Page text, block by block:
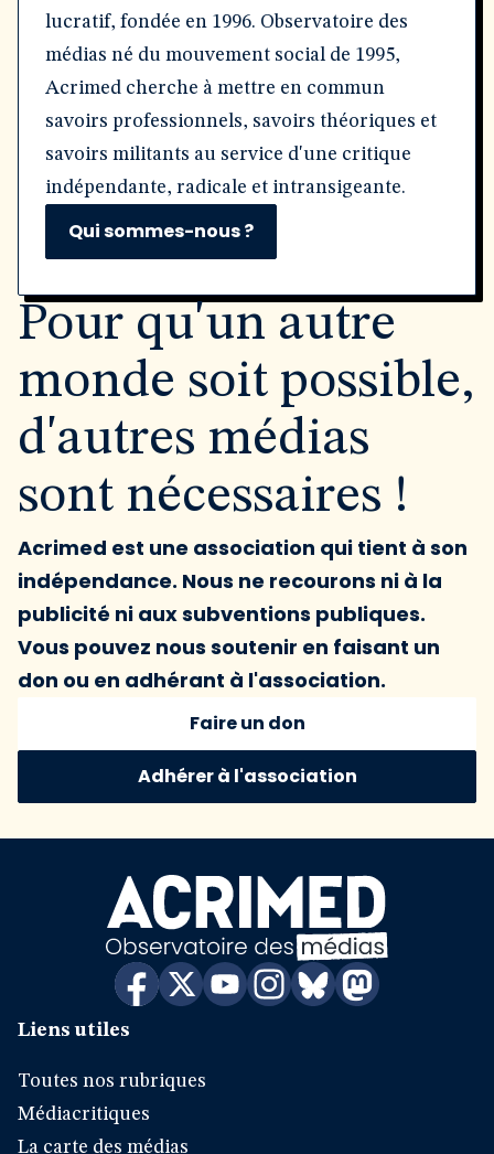
lucratif, fondée en 1996. Observatoire des
médias né du mouvement social de 1995,
Acrimed cherche à mettre en commun
savoirs professionnels, savoirs théoriques et
savoirs militants au service d'une critique
indépendante, radicale et intransigeante.
Qui sommes-nous ?
Pour qu'un autre
monde soit possible,
d'autres médias
sont nécessaires !
Acrimed est une association qui tient à son
indépendance. Nous ne recourons ni à la
publicité ni aux subventions publiques.
Vous pouvez nous soutenir en faisant un
don ou en adhérant à l'association.
Faire un don
Adhérer à l'association
Liens utiles
Toutes nos rubriques
Médiacritiques
La carte des médias